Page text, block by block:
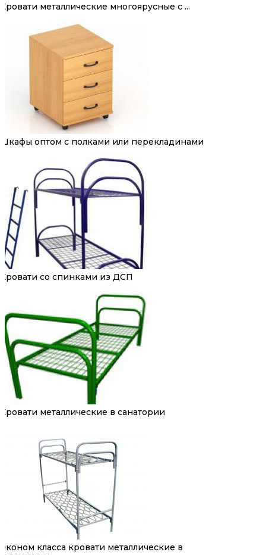
Кровати металлические многоярусные с ...
Шкафы оптом с полками или перекладинами
Кровати со спинками из ДСП
Кровати металлические в санатории
Эконом класса кровати металлические в